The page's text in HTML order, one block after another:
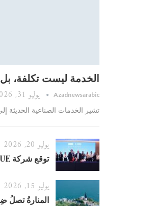
الخدمة ليست تكلفة،
Azadnewsarabic يوليو 31, 2026
تشير الخدمات الصناعية الحديثة
يوليو 20, 2026
توقع شركة Middle East Tissue Pioneer WHITE TISSUE عقود TM2 و TM3 مع…
يوليو 15, 2026
المنارةُ تصلُ